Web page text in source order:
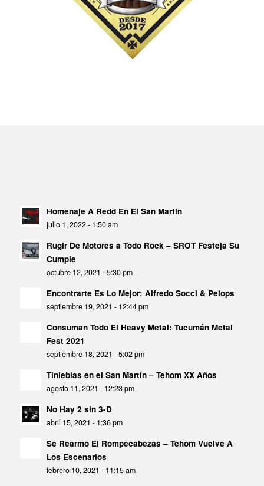
Homenaje A Redd En El San Martin
julio 1, 2022 - 1:50 am
Rugir De Motores a Todo Rock – SROT Festeja Su
Cumple
octubre 12, 2021 - 5:30 pm
Encontrarte Es Lo Mejor: Alfredo Socci & Pelops
septiembre 19, 2021 - 12:44 pm
Consuman Todo El Heavy Metal: Tucumán Metal
Fest 2021
septiembre 18, 2021 - 5:02 pm
Tinieblas en el San Martín – Tehom XX Años
agosto 11, 2021 - 12:23 pm
No Hay 2 sin 3-D
abril 15, 2021 - 1:36 pm
Se Rearmo El Rompecabezas – Tehom Vuelve A
Los Escenarios
febrero 10, 2021 - 11:15 am